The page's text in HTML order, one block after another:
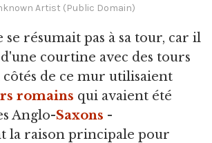
Artist (Public Domain)
se résumait pas à sa tour, car il
courtine avec des tours
côtés de ce mur utilisaient
romains qui avaient été
Anglo-Saxons -
la raison principale pour